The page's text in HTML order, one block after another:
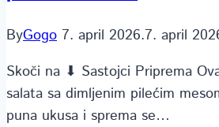
ByGogo 7. april 2026.7. april
Skoči na ⬇ Sastojci Priprema
salata sa dimljenim pilećim
puna ukusa i sprema se…